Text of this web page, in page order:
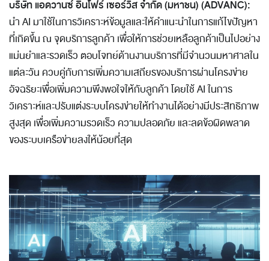
บริษัท แอดวานซ์ อินโฟร์ เซอร์วิส จำกัด (มหาชน) (ADVANC):
นำ AI มาใช้ในการวิเคราะห์ข้อมูลและให้คำแนะนำในการแก้ไขปัญหา
ที่เกิดขึ้น ณ จุดบริการลูกค้า เพื่อให้การช่วยเหลือลูกค้าเป็นไปอย่าง
แม่นยำและรวดเร็ว ตอบโจทย์ด้านงานบริการที่มีจำนวนมหาศาลใน
แต่ละวัน ควบคู่กับการเพิ่มความเสถียรของบริการผ่านโครงข่าย
อัจฉริยะเพื่อเพิ่มความพึงพอใจให้กับลูกค้า โดยใช้ AI ในการ
วิเคราะห์และปรับแต่งระบบโครงข่ายให้ทำงานได้อย่างมีประสิทธิภาพ
สูงสุด เพื่อเพิ่มความรวดเร็ว ความปลอดภัย และลดข้อผิดพลาด
ของระบบเครือข่ายลงให้น้อยที่สุด